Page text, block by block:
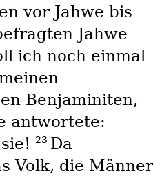
vor Jahwe bis
Jahwe
ich noch einmal
Benjaminiten,
antwortete:
23 Da
Volk, die Männer